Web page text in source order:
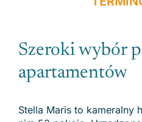
Szeroki wybór
apartamentów
Stella Maris to kameralny